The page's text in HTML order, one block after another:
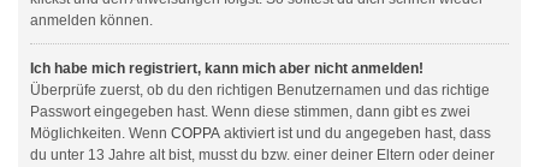
anmelden können.
Ich habe mich registriert, kann mich aber nicht anmelden!
Überprüfe zuerst, ob du den richtigen Benutzernamen und das richtige
Passwort eingegeben hast. Wenn diese stimmen, dann gibt es zwei
Möglichkeiten. Wenn COPPA aktiviert ist und du angegeben hast, dass
du unter 13 Jahre alt bist, musst du bzw. einer deiner Eltern oder deiner